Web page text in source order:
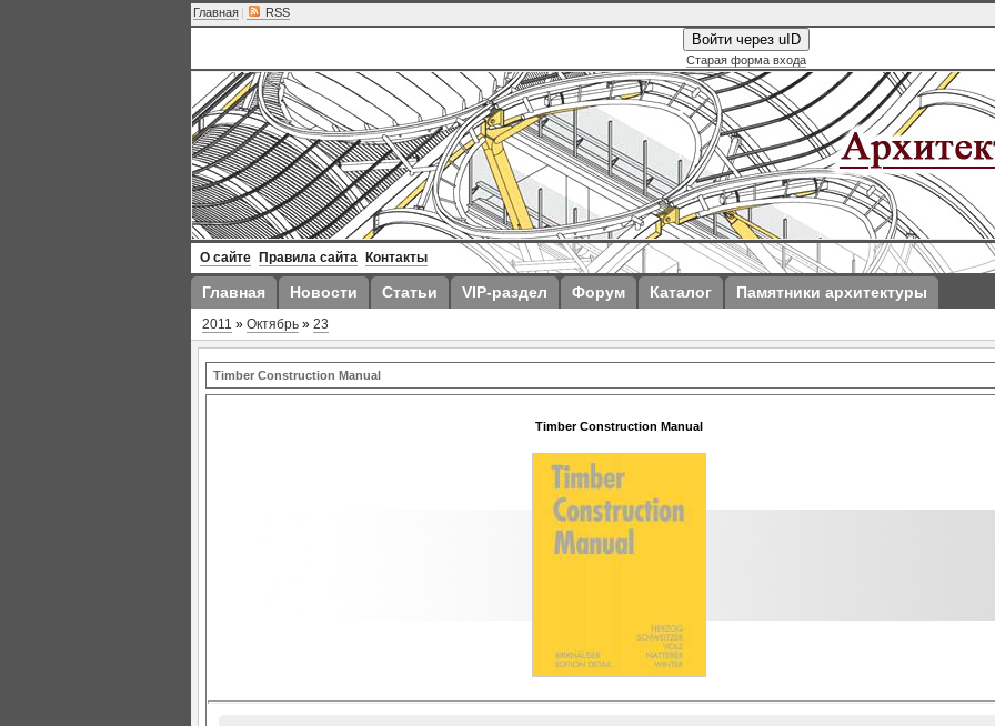
Главная | RSS
Войти через uID
Старая форма входа
О сайте Правила сайта Контакты
Главная Новости Статьи VIP-раздел Форум Каталог Памятники архитектуры
2011 » Октябрь » 23
Timber Construction Manual
Timber Construction Manual